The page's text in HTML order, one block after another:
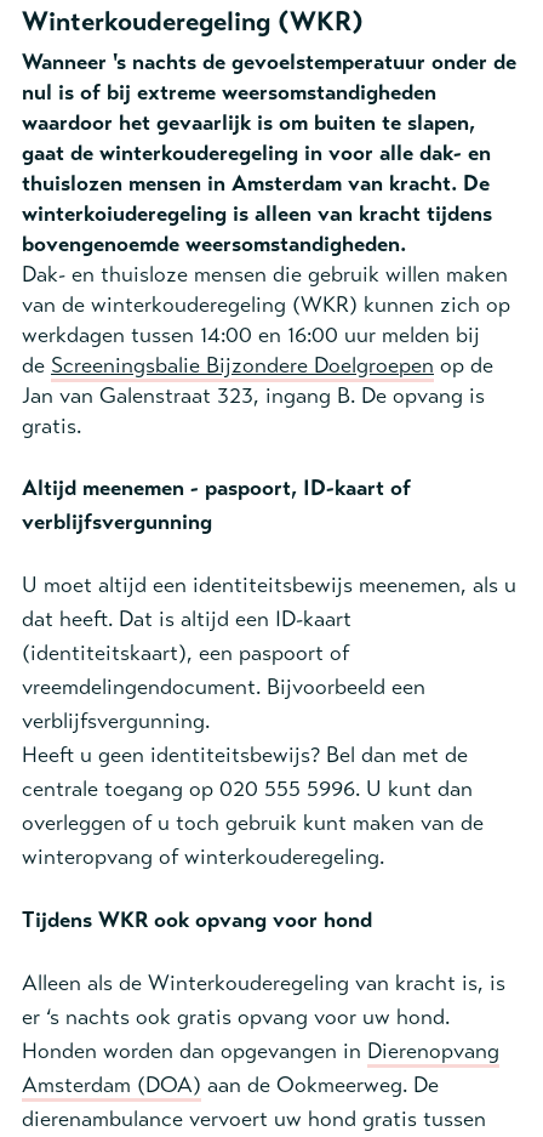
Winterkouderegeling (WKR)
Wanneer 's nachts de gevoelstemperatuur onder de
nul is of bij extreme weersomstandigheden
waardoor het gevaarlijk is om buiten te slapen,
gaat de winterkouderegeling in voor alle dak- en
thuislozen mensen in Amsterdam van kracht. De
winterkoiuderegeling is alleen van kracht tijdens
bovengenoemde weersomstandigheden.
Dak- en thuisloze mensen die gebruik willen maken
van de winterkouderegeling (WKR) kunnen zich op
werkdagen tussen 14:00 en 16:00 uur melden bij
de Screeningsbalie Bijzondere Doelgroepen op de
Jan van Galenstraat 323, ingang B. De opvang is
gratis.
Altijd meenemen - paspoort, ID-kaart of
verblijfsvergunning
U moet altijd een identiteitsbewijs meenemen, als u
dat heeft. Dat is altijd een ID-kaart
(identiteitskaart), een paspoort of
vreemdelingendocument. Bijvoorbeeld een
verblijfsvergunning.
Heeft u geen identiteitsbewijs? Bel dan met de
centrale toegang op 020 555 5996. U kunt dan
overleggen of u toch gebruik kunt maken van de
winteropvang of winterkouderegeling.
Tijdens WKR ook opvang voor hond
Alleen als de Winterkouderegeling van kracht is, is
er ‘s nachts ook gratis opvang voor uw hond.
Honden worden dan opgevangen in Dierenopvang
Amsterdam (DOA) aan de Ookmeerweg. De
dierenambulance vervoert uw hond gratis tussen